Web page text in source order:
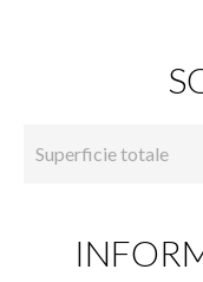
Superficie totale